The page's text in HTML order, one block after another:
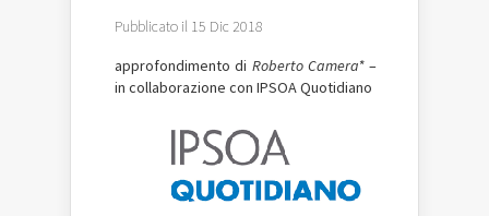
Pubblicato il 15 Dic 2018
approfondimento di Roberto Camera*–
in collaborazione con IPSOA Quotidiano